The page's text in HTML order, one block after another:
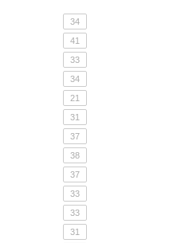
34
41
33
34
21
31
37
38
37
33
33
31